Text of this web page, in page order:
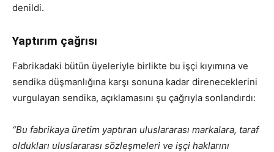
denildi.
Yaptırım çağrısı
Fabrikadaki bütün üyeleriyle birlikte bu işçi kıyımına ve
sendika düşmanlığına karşı sonuna kadar direneceklerini
vurgulayan sendika, açıklamasını şu çağrıyla sonlandırdı:
“Bu fabrikaya üretim yaptıran uluslararası markalara, taraf
oldukları uluslararası sözleşmeleri ve işçi haklarını